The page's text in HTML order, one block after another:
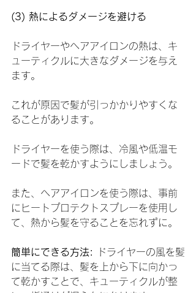
(3) 熱によるダメージを避ける
ドライヤーやヘアアイロンの熱は、キ
ューティクルに大きなダメージを与え
ます。
これが原因で髪が引っかかりやすくな
ることがあります。
ドライヤーを使う際は、冷風や低温モ
ードで髪を乾かすようにしましょう。
また、ヘアアイロンを使う際は、事前
にヒートプロテクトスプレーを使用し
て、熱から髪を守ることを忘れずに。
簡単にできる方法:
ドライヤーの風を髪
に当てる際は、髪を上から下に向かっ
て乾かすことで、キューティクルが整